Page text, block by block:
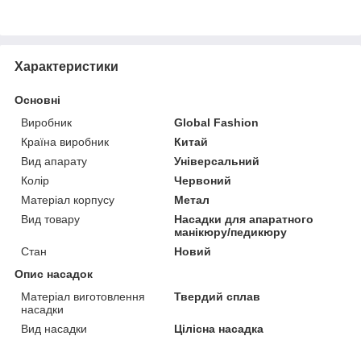
Характеристики
Основні
Виробник
Global Fashion
Країна виробник
Китай
Вид апарату
Універсальний
Колір
Червоний
Матеріал корпусу
Метал
Вид товару
Насадки для апаратного
манікюру/педикюру
Стан
Новий
Опис насадок
Матеріал виготовлення
насадки
Твердий сплав
Вид насадки Цілісна насадка